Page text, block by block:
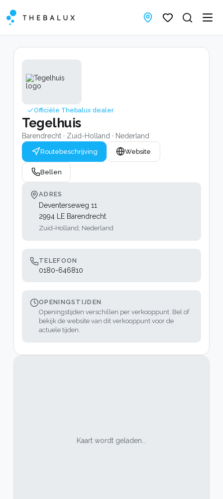
Verkooppunten
Officiële Thebalux dealer
Tegelhuis
Barendrecht · Zuid-Holland · Nederland
Routebeschrijving Website
Bellen
ADRES
Deventerseweg 11
2994 LE Barendrecht
Zuid-Holland, Nederland
TELEFOON
0180-646810
OPENINGSTIJDEN
Openingstijden verschillen per verkooppunt. Bel of
bekijk de website van dit verkooppunt voor de
actuele tijden.
Kaart wordt geladen...